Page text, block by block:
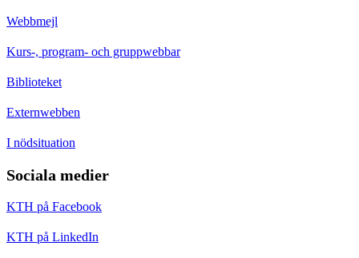
Webbmejl
Kurs-, program- och gruppwebbar
Biblioteket
Externwebben
I nödsituation
Sociala medier
KTH på Facebook
KTH på LinkedIn